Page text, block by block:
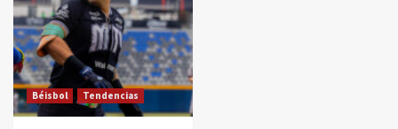
Béisbol Tendencias